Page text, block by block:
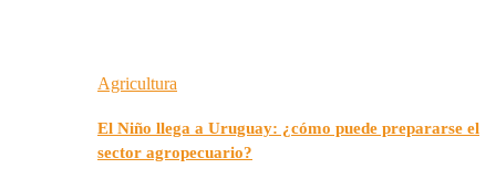
Agricultura
El Niño llega a Uruguay: ¿cómo puede prepararse el
sector agropecuario?